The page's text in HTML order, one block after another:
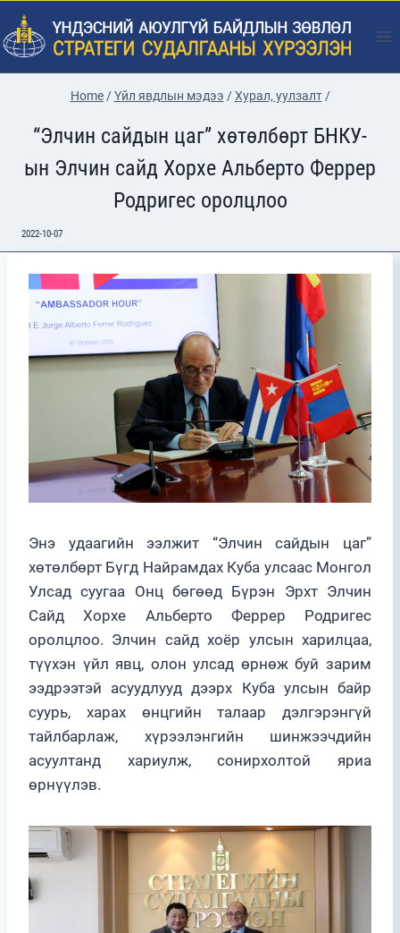
Skip
to
content
Home / Үйл явдлын мэдээ / Хурал, уулзалт /
“Элчин сайдын цаг” хөтөлбөрт БНКУ-
ын Элчин сайд Хорхе Альберто Феррер
Родригес оролцлоо
2022-10-07
Энэ удаагийн ээлжит “Элчин сайдын цаг”
хөтөлбөрт Бүгд Найрамдах Куба улсаас Монгол
Улсад суугаа Онц бөгөөд Бүрэн Эрхт Элчин
Сайд Хорхе Альберто Феррер Родригес
оролцлоо. Элчин сайд хоёр улсын харилцаа,
түүхэн үйл явц, олон улсад өрнөж буй зарим
ээдрээтэй асуудлууд дээрх Куба улсын байр
суурь, харах өнцгийн талаар дэлгэрэнгүй
тайлбарлаж, хүрээлэнгийн шинжээчдийн
асуултанд хариулж, сонирхолтой яриа
өрнүүлэв.